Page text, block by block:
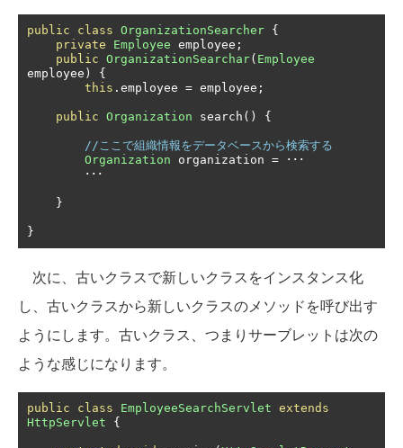
public class OrganizationSearcher {
private
Employee employee ;
public OrganizationSearchar( Employee
employee )
{
this . employee = employee ;
public Organization search () {
//ここで組織情報をデータベースから検索する
Organization organization =
･･･
･･･
}
}
次に、古いクラスで新しいクラスをインスタンス化
し、古いクラスから新しいクラスのメソッドを呼び出す
ようにします。古いクラス、つまりサーブレットは次の
ような感じになります。
public class EmployeeSearchServlet extends
HttpServlet
{